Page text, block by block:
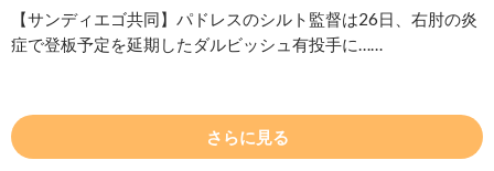
【サンディエゴ共同】パドレスのシルト監督は26日、右肘の炎
症で登板予定を延期したダルビッシュ有投手に……
さらに見る